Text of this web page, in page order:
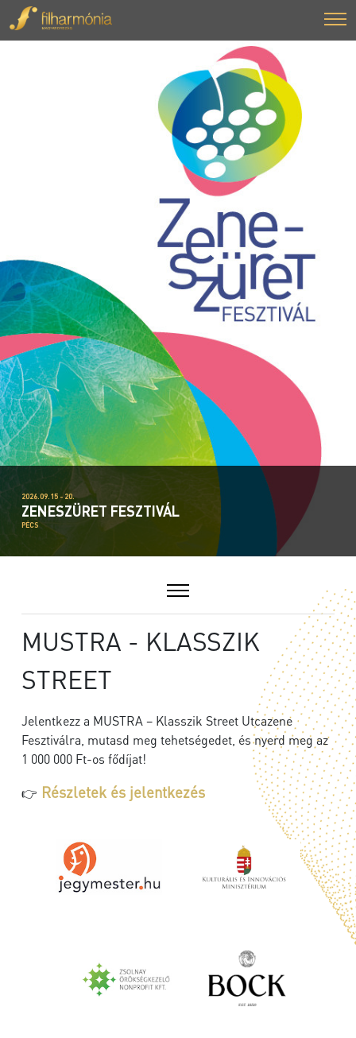
2026.09.15 - 20.
ZENESZÜRET FESZTIVÁL
PÉCS
MUSTRA - KLASSZIK
STREET
Jelentkezz a MUSTRA – Klasszik Street Utcazene
Fesztiválra, mutasd meg tehetségedet, és nyerd meg az
1 000 000 Ft-os fődíjat!
👉 Részletek és jelentkezés